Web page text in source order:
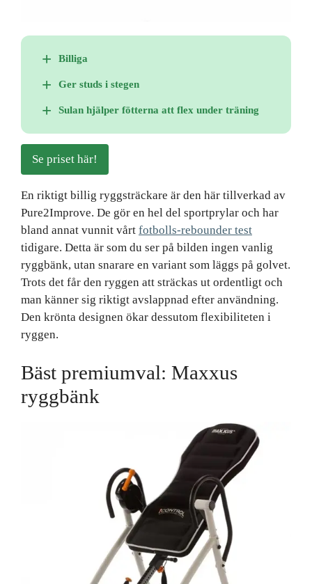
Billiga
Ger studs i stegen
Sulan hjälper fötterna att flex under träning
Se priset här!
En riktigt billig ryggsträckare är den här tillverkad av
Pure2Improve. De gör en hel del sportprylar och har
bland annat vunnit vårt fotbolls-rebounder test
tidigare. Detta är som du ser på bilden ingen vanlig
ryggbänk, utan snarare en variant som läggs på golvet.
Trots det får den ryggen att sträckas ut ordentligt och
man känner sig riktigt avslappnad efter användning.
Den krönta designen ökar dessutom flexibiliteten i
ryggen.
Bäst premiumval: Maxxus
ryggbänk